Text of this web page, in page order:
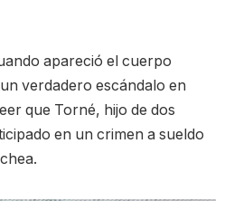
apareció el cuerpo
verdadero escándalo en
que Torné, hijo de dos
en un crimen a sueldo